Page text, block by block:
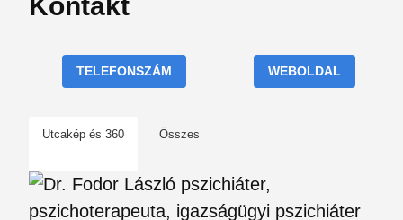
TELEFONSZÁM WEBOLDAL
Utcakép és 360 Összes